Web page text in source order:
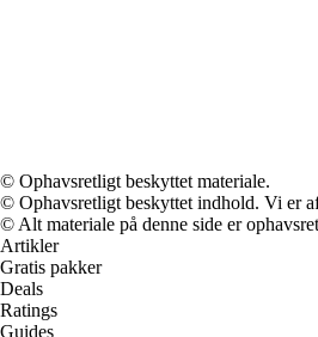
© Ophavsretligt beskyttet materiale.
© Ophavsretligt beskyttet indhold. Vi er
© Alt materiale på denne side er
Artikler
Gratis pakker
Deals
Ratings
Guides